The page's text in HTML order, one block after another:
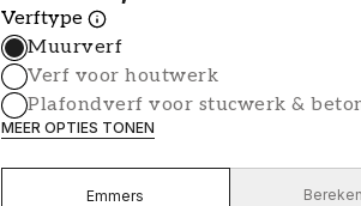
Verftype
Muurverf
Verf voor houtwerk
Plafondverf voor stucwerk &
MEER OPTIES TONEN
Emmers